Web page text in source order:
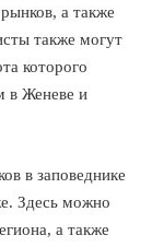
а также
также могут
которого
в Женеве и
в заповеднике
Здесь можно
а также